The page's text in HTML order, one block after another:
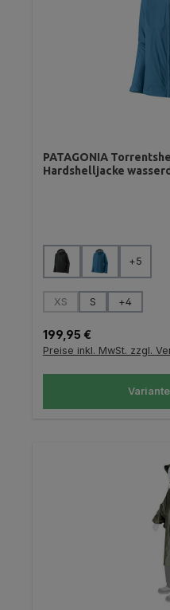
PATAGONIA
Hardshelljacke
Farbe auswählen
+5
Größe auswählen
XS
(Diese Option ist zurzeit
S +4
Regulärer Preis:
199,95 €
Preise inkl. MwSt. zzgl.